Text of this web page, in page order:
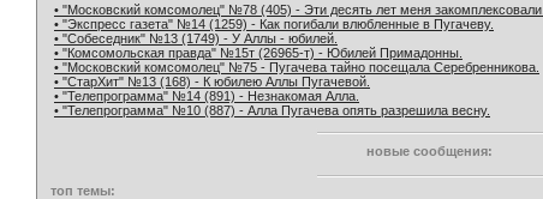
• "Московский комсомолец" №78 (405) - Эти десять лет меня закомплексовали.
• "Экспресс газета" №14 (1259) - Как погибали влюбленные в Пугачеву.
• "Собеседник" №13 (1749) - У Аллы - юбилей.
• "Комсомольская правда" №15т (26965-т) - Юбилей Примадонны.
• "Московский комсомолец" №75 - Пугачева тайно посещала Серебренникова.
• "СтарХит" №13 (168) - К юбилею Аллы Пугачевой.
• "Телепрограмма" №14 (891) - Незнакомая Алла.
• "Телепрограмма" №10 (887) - Алла Пугачева опять разрешила весну.
новые сообщения:
топ темы: